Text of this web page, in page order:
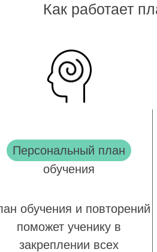
Как работает
Персональный план
обучения
обучения и повторений
поможет ученику в
закреплении всех